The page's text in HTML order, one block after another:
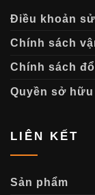
Điều khoản
Chính sách
Chính sách
Quyền sở
LIÊN KẾT
Sản phẩm